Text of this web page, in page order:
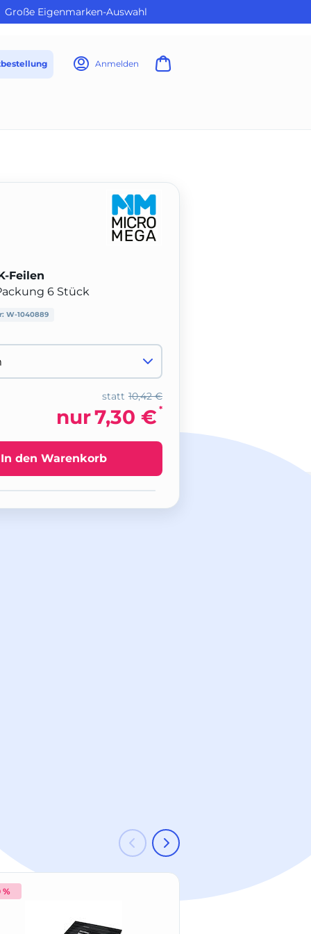
Große Eigenmarken-Auswahl
Anmelden
Feilen
6 Stück
W-1040889
10,42 €
statt
nur7,30 € *
In den Warenkorb
% -28 %